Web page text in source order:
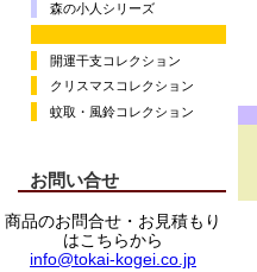
森の小人シリーズ
開運干支コレクション
クリスマスコレクション
蚊取・風鈴コレクション
お問い合せ
商品のお問合せ・お見積もり
はこちらから
info@tokai-kogei.co.jp